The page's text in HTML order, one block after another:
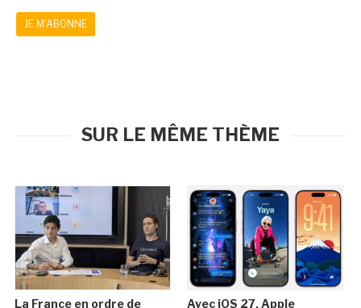
JE M'ABONNE
SUR LE MÊME THÈME
La France en ordre de Avec iOS 27, Apple